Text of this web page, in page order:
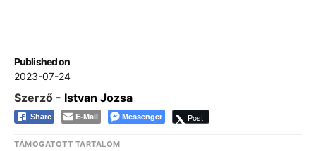
Published on
2023-07-24
Szerző - Istvan Jozsa
Share E-Mail Messenger Post
TÁMOGATOTT TARTALOM